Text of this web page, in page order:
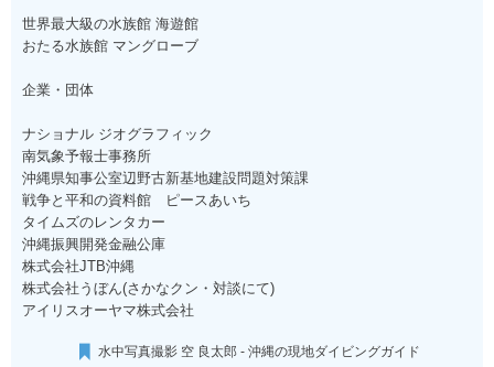
世界最大級の水族館 海遊館
おたる水族館 マングローブ
企業・団体
ナショナル ジオグラフィック
南気象予報士事務所
沖縄県知事公室辺野古新基地建設問題対策課
戦争と平和の資料館 ピースあいち
タイムズのレンタカー
沖縄振興開発金融公庫
株式会社JTB沖縄
株式会社うぼん(さかなクン・対談にて)
アイリスオーヤマ株式会社
水中写真撮影 空 良太郎 - 沖縄の現地ダイビングガイド